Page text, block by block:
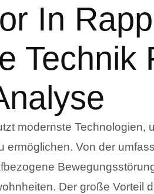
In
Technik
modernste Technologien,
ermöglichen. Von der
Der große Vorteil